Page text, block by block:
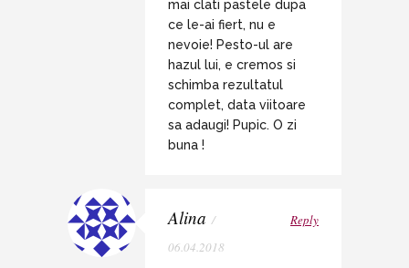
mai clati pastele dupa
ce le-ai fiert, nu e
nevoie! Pesto-ul are
hazul lui, e cremos si
schimba rezultatul
complet, data viitoare
sa adaugi! Pupic. O zi
buna !
Alina /
06.04.2018
Reply